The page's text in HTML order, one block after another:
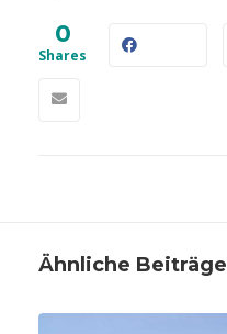
0
Shares
Ähnliche Beiträge